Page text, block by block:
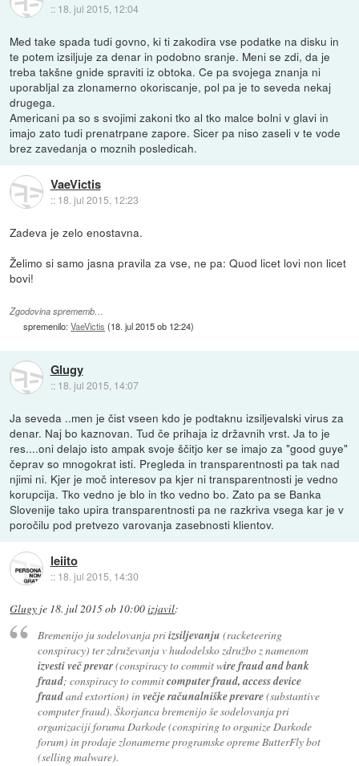
:: 18. jul 2015, 12:04
Med take spada tudi govno, ki ti zakodira vse podatke na disku in
te potem izsiljuje za denar in podobno sranje. Meni se zdi, da je
treba takšne gnide spraviti iz obtoka. Ce pa svojega znanja ni
uporabljal za zlonamerno okoriscanje, pol pa je to seveda nekaj
drugega.
Americani pa so s svojimi zakoni tko al tko malce bolni v glavi in
imajo zato tudi prenatrpane zapore. Sicer pa niso zaseli v te vode
brez zavedanja o moznih posledicah.
VaeVictis
:: 18. jul 2015, 12:23
Zadeva je zelo enostavna.
Želimo si samo jasna pravila za vse, ne pa: Quod licet lovi non licet
bovi!
Zgodovina sprememb…
spremenilo:VaeVictis (18. jul 2015 ob 12:24)
Glugy
:: 18. jul 2015, 14:07
Ja seveda ..men je čist vseen kdo je podtaknu izsiljevalski virus za
denar. Naj bo kaznovan. Tud če prihaja iz državnih vrst. Ja to je
res....oni delajo isto ampak svoje ščitjo ker se imajo za "good guye"
čeprav so mnogokrat isti. Pregleda in transparentnosti pa tak nad
njimi ni. Kjer je moč interesov pa kjer ni transparentnosti je vedno
korupcija. Tko vedno je blo in tko vedno bo. Zato pa se Banka
Slovenije tako upira transparentnosti pa ne razkriva vsega kar je v
poročilu pod pretvezo varovanja zasebnosti klientov.
leiito
:: 18. jul 2015, 14:30
Glugy je 18. jul 2015 ob 10:00izjavil:
Bremenijo ju sodelovanja priizsiljevanju (racketeering
conspiracy) ter združevanja v hudodelsko združbo z namenom
izvesti več prevar(conspiracy to commit wire fraud and bank
fraud; conspiracy to commitcomputer fraud,access device
fraudand extortion) invečje računalniške prevare(substantive
computer fraud). Škorjanca bremenijo še sodelovanja pri
organizaciji foruma Darkode (conspiring to organize Darkode
forum) in prodaje zlonamerne programske opreme ButterFly bot
(selling malware).